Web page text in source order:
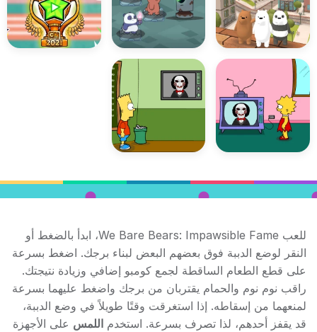
للعب We Bare Bears: Impawsible Fame، ابدأ بالضغط أو
النقر لوضع الدببة فوق بعضهم البعض لبناء برجك. اضغط بسرعة
على قطع الطعام الساقطة لجمع كومبو إضافي وزيادة نتيجتك.
راقب نوم نوم والحمام يقتربان من برجك واضغط عليهما بسرعة
لمنعهما من إسقاطه. إذا استغرقت وقتًا طويلاً في وضع الدببة،
قد يقفز أحدهم، لذا تصرف بسرعة. استخدم اللمس على الأجهزة